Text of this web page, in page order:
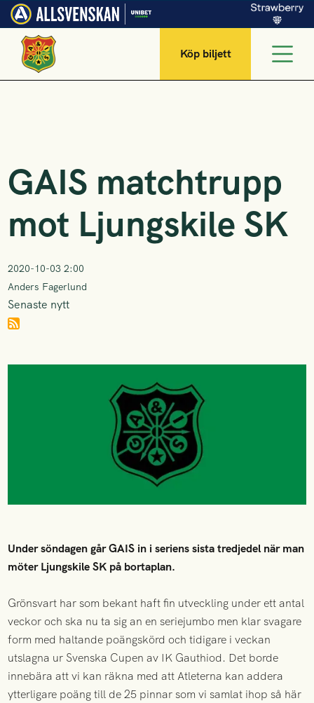
Köp biljett
GAIS matchtrupp
mot Ljungskile SK
2020-10-03 2:00
Anders Fagerlund
Senaste nytt
Under söndagen går GAIS in i seriens sista tredjedel när man
möter Ljungskile SK på bortaplan.
Grönsvart har som bekant haft fin utveckling under ett antal
veckor och ska nu ta sig an en seriejumbo men klar svagare
form med haltande poängskörd och tidigare i veckan
utslagna ur Svenska Cupen av IK Gauthiod. Det borde
innebära att vi kan räkna med att Atleterna kan addera
ytterligare poäng till de 25 pinnar som vi samlat ihop så här